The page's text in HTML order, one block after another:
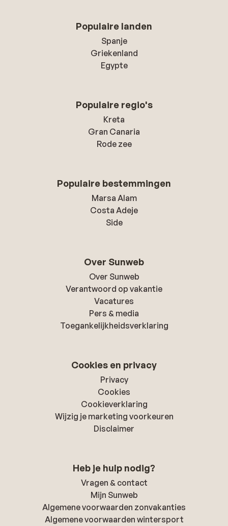
Populaire landen
Spanje
Griekenland
Egypte
Populaire regio's
Kreta
Gran Canaria
Rode zee
Populaire bestemmingen
Marsa Alam
Costa Adeje
Side
Over Sunweb
Over Sunweb
Verantwoord op vakantie
Vacatures
Pers & media
Toegankelijkheidsverklaring
Cookies en privacy
Privacy
Cookies
Cookieverklaring
Wijzig je marketing voorkeuren
Disclaimer
Heb je hulp nodig?
Vragen & contact
Mijn Sunweb
Algemene voorwaarden zonvakanties
Algemene voorwaarden wintersport